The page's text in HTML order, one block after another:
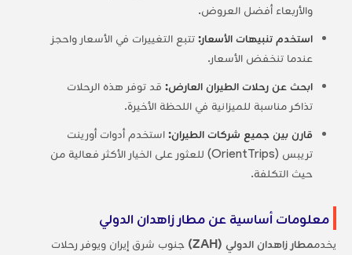
والأربعاء أفضل العروض.
استخدم تنبيهات الأسعار:تتبع التغييرات في الأسعار واحجز
عندما تنخفض الأسعار.
ابحث عن رحلات الطيران العارض:قد توفر هذه الرحلات
تذاكر مناسبة للميزانية في اللحظة الأخيرة.
قارن بين جميع شركات الطيران:استخدم أدوات أورينت
تريبس (OrientTrips) للعثور على الخيار الأكثر فعالية من
حيث التكلفة.
معلومات أساسية عن مطار زاهدان الدولي
يخدممطار زاهدان الدولي (ZAH)
جنوب شرق إيران ويوفر رحلات